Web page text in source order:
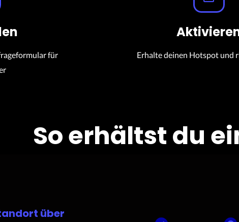
für
Erhalte deinen Hotspot und
So erhältst du
über